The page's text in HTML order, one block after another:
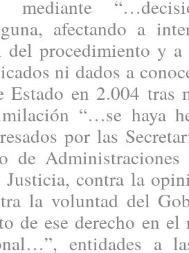
mediante
afectando a
del procedimiento y
ni dados a
Estado en 2.004 tras
“…se haya
por las
de
contra la
la voluntad del
de ese derecho en
entidades a